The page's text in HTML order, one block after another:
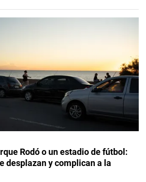
Rodó o un estadio de fútbol:
desplazan y complican a la